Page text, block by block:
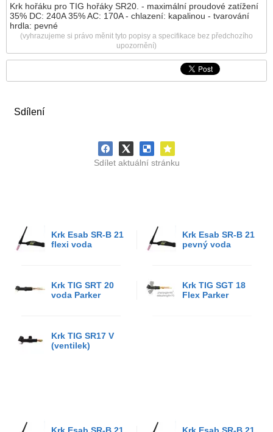
Sdílení
Sdílet aktuální stránku
Krk Esab SR-B 21
flexi voda
Krk Esab SR-B 21
pevný voda
Krk TIG SRT 20
voda Parker
Krk TIG SGT 18
Flex Parker
Krk TIG SR17 V
(ventilek)
Krk Esab SR-B 21 Krk Esab SR-B 21
Krk hořáku pro TIG hořáky SR20. - maximální proudové zatížení
35% DC: 240A 35% AC: 170A - chlazení: kapalinou - tvarování
hrdla: pevné
(vyhrazujeme si právo měnit tyto popisy a specifikace bez předchozího
upozornění)